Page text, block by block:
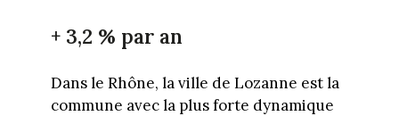
+ 3,2 % par an
Dans le Rhône, la ville de Lozanne est la
commune avec la plus forte dynamique